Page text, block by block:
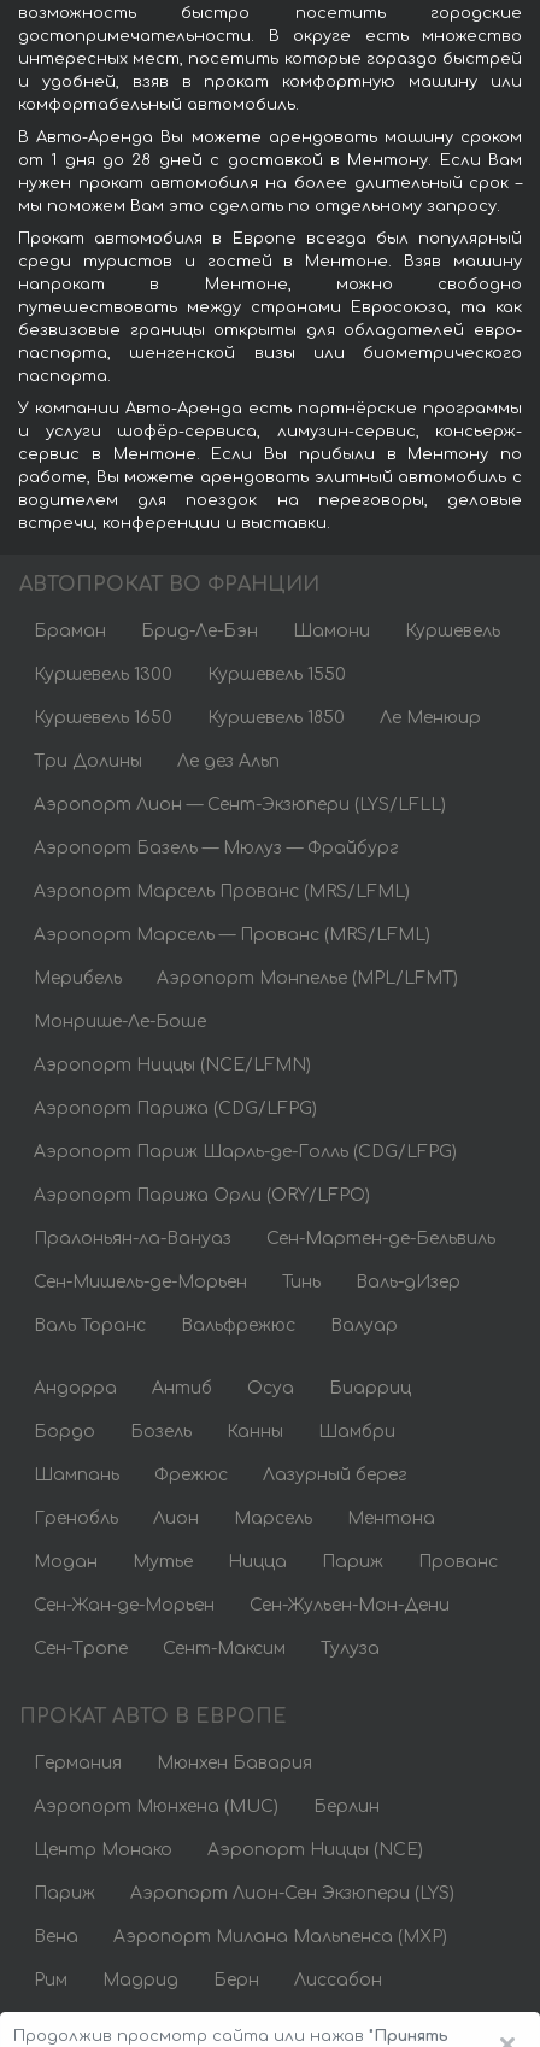
возможность быстро посетить городские
достопримечательности. В округе есть множество
интересных мест, посетить которые гораздо быстрей
и удобней, взяв в прокат комфортную машину или
комфортабельный автомобиль.
В Авто-Аренда Вы можете арендовать машину сроком
от 1 дня до 28 дней с доставкой в Ментону. Если Вам
нужен прокат автомобиля на более длительный срок –
мы поможем Вам это сделать по отдельному запросу.
Прокат автомобиля в Европе всегда был популярный
среди туристов и гостей в Ментоне. Взяв машину
напрокат в Ментоне, можно свободно
путешествовать между странами Евросоюза, та как
безвизовые границы открыты для обладателей евро-
паспорта, шенгенской визы или биометрического
паспорта.
У компании Авто-Аренда есть партнёрские программы
и услуги шофёр-сервиса, лимузин-сервис, консьерж-
сервис в Ментоне. Если Вы прибыли в Ментону по
работе, Вы можете арендовать элитный автомобиль с
водителем для поездок на переговоры, деловые
встречи, конференции и выставки.
АВТОПРОКАТ ВО ФРАНЦИИ
Браман Брид-Ле-Бэн Шамони Куршевель
Куршевель 1300 Куршевель 1550
Куршевель 1650 Куршевель 1850 Ле Менюир
Три Долины Ле дез Альп
Аэропорт Лион — Сент-Экзюпери (LYS/LFLL)
Аэропорт Базель — Мюлуз — Фрайбург
Аэропорт Марсель Прованс (MRS/LFML)
Аэропорт Марсель — Прованс (MRS/LFML)
Мерибель Аэропорт Монпелье (MPL/LFMT)
Монрише-Ле-Боше
Аэропорт Ниццы (NCE/LFMN)
Аэропорт Парижа (CDG/LFPG)
Аэропорт Париж Шарль-де-Голль (CDG/LFPG)
Аэропорт Парижа Орли (ORY/LFPO)
Пралоньян-ла-Вануаз Сен-Мартен-де-Бельвиль
Сен-Мишель-де-Морьен Тинь Валь-дИзер
Валь Торанс Вальфрежюс Валуар
Андорра Антиб Осуа Биарриц
Бордо Бозель Канны Шамбри
Шампань Фрежюс Лазурный берег
Гренобль Лион Марсель Ментона
Модан Мутье Ницца Париж Прованс
Сен-Жан-де-Морьен Сен-Жульен-Мон-Дени
Сен-Тропе Сент-Максим Тулуза
ПРОКАТ АВТО В ЕВРОПЕ
Германия Мюнхен Бавария
Аэропорт Мюнхена (MUC) Берлин
Центр Монако Аэропорт Ниццы (NCE)
Париж Аэропорт Лион-Сен Экзюпери (LYS)
Вена Аэропорт Милана Мальпенса (MXP)
Рим Мадрид Берн Лиссабон
Продолжив просмотр сайта или нажав "Принять